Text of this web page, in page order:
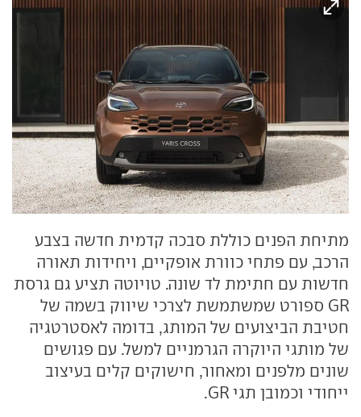
מתיחת הפנים כוללת סבכה קדמית חדשה בצבע
הרכב, עם פתחי כוורת אופקיים, ויחידות תאורה
חדשות עם חתימת לד שונה. טויוטה תציע גם גרסת
GR ספורט שמשתמשת לצרכי שיווק בשמה של
חטיבת הביצועים של המותג, בדומה לאסטרטגיה
של מותגי היוקרה הגרמניים למשל. עם פגושים
שונים מלפנים ומאחור, חישוקים קלים בעיצוב
ייחודי וכמובן תגי GR.